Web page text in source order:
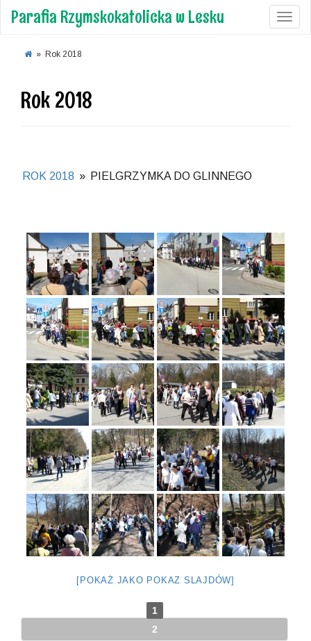
Parafia Rzymskokatolicka w Lesku
» Rok 2018
Rok 2018
ROK 2018 » PIELGRZYMKA DO GLINNEGO
[POKAŻ JAKO POKAZ SLAJDÓW]
1
2